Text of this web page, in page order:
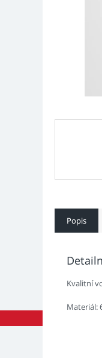
Popis
Kvalitní
Materiál: